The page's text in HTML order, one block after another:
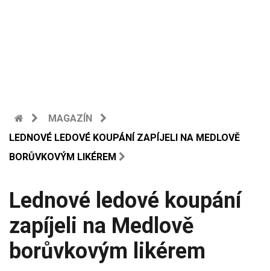
MAGAZÍN
LEDNOVÉ LEDOVÉ KOUPÁNÍ ZAPÍJELI NA MEDLOVĚ
BORŮVKOVÝM LIKÉREM
Lednové ledové koupání
zapíjeli na Medlově
borůvkovým likérem